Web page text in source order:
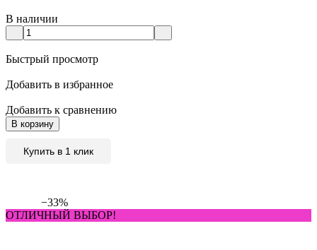
В наличии
Быстрый просмотр
Добавить в избранное
Добавить к сравнению
В корзину
Купить в 1 клик
−33%
ОТЛИЧНЫЙ ВЫБОР!